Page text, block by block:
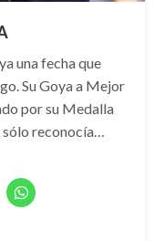
una fecha que
Su Goya a Mejor
por su Medalla
reconocía…